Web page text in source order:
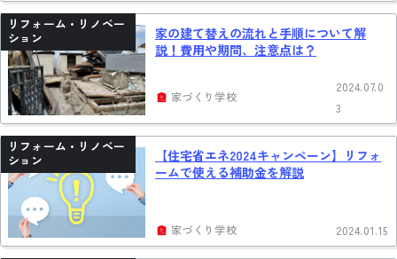
リフォーム・リノベー
ション
家の建て替えの流れと手順について解
説！費用や期間、注意点は？
家づくり学校
2024.07.0
3
リフォーム・リノベー
ション
【住宅省エネ2024キャンペーン】リフォ
ームで使える補助金を解説
家づくり学校 2024.01.15